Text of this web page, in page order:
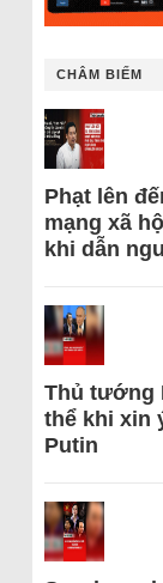
CHÂM BIẾM
Phạt lên
mạng xã
khi dẫn
Thủ tướng
thể khi xin
Putin